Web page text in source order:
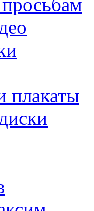
плакаты